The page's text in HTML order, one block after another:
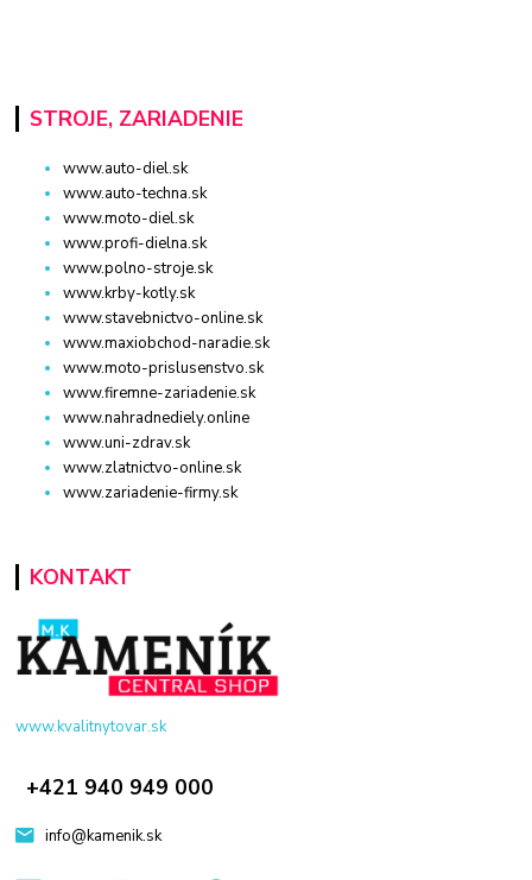
STROJE, ZARIADENIE
www.auto-diel.sk
www.auto-techna.sk
www.moto-diel.sk
www.profi-dielna.sk
www.polno-stroje.sk
www.krby-kotly.sk
www.stavebnictvo-online.sk
www.maxiobchod-naradie.sk
www.moto-prislusenstvo.sk
www.firemne-zariadenie.sk
www.nahradnediely.online
www.uni-zdrav.sk
www.zlatnictvo-online.sk
www.zariadenie-firmy.sk
KONTAKT
www.kvalitnytovar.sk
+421 940 949 000
info@kamenik.sk